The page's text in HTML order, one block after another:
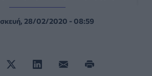
28/02/2020 - 08:59